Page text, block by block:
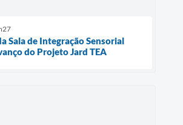
Sala de Integração Sensorial
do Projeto Jard TEA